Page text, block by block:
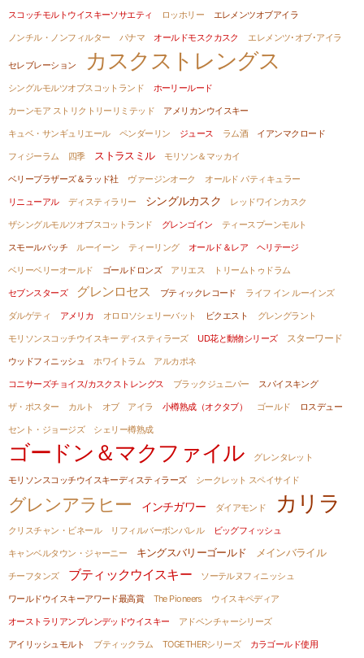
スコッチモルトウイスキーソサエティ
ロッホリー
エレメンツオブアイラ
ノンチル・ノンフィルター
パナマ オールドモスクカスク エレメンツ･オブ･アイラ
セレブレーション カスクストレングス
シングルモルツオブスコットランド
ホーリールード
カーンモア ストリクトリーリミテッド
アメリカンウイスキー
キュベ・サンギュリエール
ペンダーリン ジュース ラム酒
イアンマクロード
フィジーラム
四季 ストラスミル
モリソン＆マッカイ
ベリーブラザーズ＆ラッド社
ヴァージンオーク
オールド パティキュラー
リニューアル
ディスティラリー シングルカスク
レッドワインカスク
ザシングルモルツオブスコットランド
グレンゴイン
ティースプーンモルト
スモールバッチ
ルーイーン ティーリング
オールド＆レア ヘリテージ
ベリーベリーオールド
ゴールドロンズ アリエス
トリームトゥドラム
セブンスターズ
グレンロセス ブティックレコード
ライフ イン ルーインズ
ダルゲティ
アメリカ オロロソシェリーバット ビクエスト
グレングラント
モリソンスコッチウイスキー ディスティラーズ
UD花と動物シリーズ
スターワード
ウッドフィニッシュ
ホワイトラム
アルカポネ
コニサーズチョイス/カスクストレングス
ブラックジュニパー
スパイスキング
ザ・ポスター
カルト オブ アイラ 小樽熟成（オクタブ） ゴールド
ロスデュー
セント・ジョージズ
シェリー樽熟成
ゴードン＆マクファイル
グレンタレット
モリソンスコッチウイスキーディスティラーズ
シークレット スペイサイド
グレンアラヒー インチガワー ダイアモンド カリラ
クリスチャン・ビネール リフィルバーボンバレル
ビッグフィッシュ
キャンベルタウン・ジャーニー
キングスバリーゴールド メインバライル
チーフタンズ ブティックウイスキー
ソーテルヌフィニッシュ
ワールドウイスキーアワード最高賞
The Pioneers
ウイスキペディア
オーストラリアンブレンデッドウイスキー
アドベンチャーシリーズ
アイリッシュモルト
ブティックラム TOGETHERシリーズ カラゴールド使用